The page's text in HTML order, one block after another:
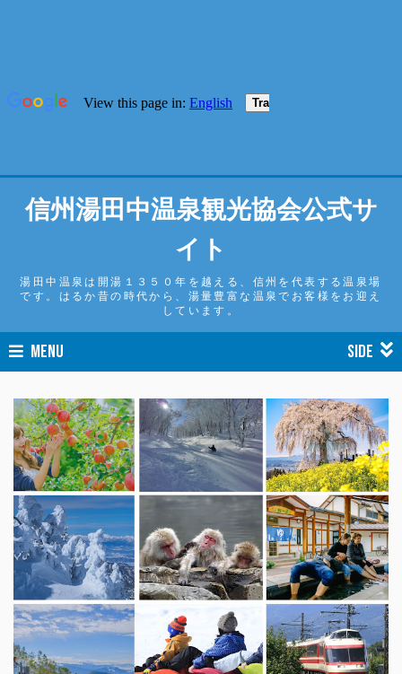
信州湯田中温泉観光協会公式サ
イト
湯田中温泉は開湯１３５０年を越える、信州を代表する温泉場
です。はるか昔の時代から、湯量豊富な温泉でお客様をお迎え
しています。
MENU SIDE